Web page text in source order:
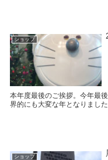
ショップ
本年度最後のご挨拶。今年最
界的にも大変な年となりました
ショップ